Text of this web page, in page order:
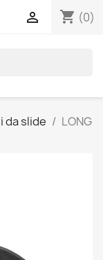
shopping_cart (0)

da slide
LONG